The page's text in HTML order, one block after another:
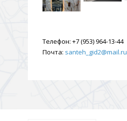
Телефон: +7 (953) 964-13-44
Почта: santeh_gid2@mail.ru